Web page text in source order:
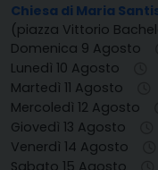
Chiesa di Maria
(piazza Vittorio
Domenica 9 Agosto
Lunedì 10 Agosto
Martedì 11 Agosto
Mercoledì 12 Agosto
Giovedì 13 Agosto
Venerdì 14 Agosto
Sabato 15 Agosto